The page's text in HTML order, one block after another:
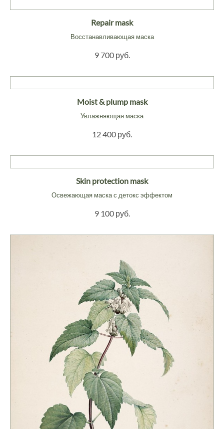
Repair mask
Восстанавливающая маска
9 700 руб.
Moist & plump mask
Увлажняющая маска
12 400 руб.
Skin protection mask
Освежающая маска с детокс эффектом
9 100 руб.